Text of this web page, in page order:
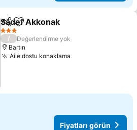
PaylaşFavorilerime ekle
Sadef Akkonak
3 Yıldız
/
Değerlendirme yok
Bartın
Aile dostu konaklama
Fiyatları görün